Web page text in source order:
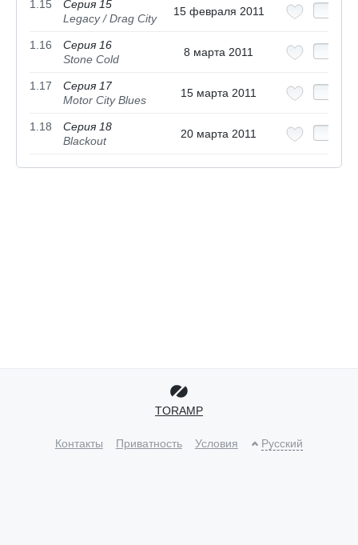
1.15
Серия 15
Legacy / Drag City
15 февраля 2011
1.16
Серия 16
Stone Cold
8 марта 2011
1.17
Серия 17
Motor City Blues
15 марта 2011
1.18
Серия 18
Blackout
20 марта 2011
TORAMP
Контакты Приватность Условия Русский